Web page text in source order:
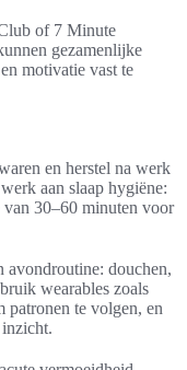
of 7 Minute
gezamenlijke
motivatie vast te
en herstel na werk
aan slaap hygiëne:
van 30–60 minuten voor
avondroutine: douchen,
wearables zoals
te volgen, en